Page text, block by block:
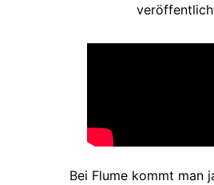
Bei Flume kommt man